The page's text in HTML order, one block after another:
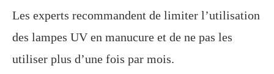
Les experts recommandent de limiter l’utilisation
des lampes UV en manucure et de ne pas les
utiliser plus d’une fois par mois.